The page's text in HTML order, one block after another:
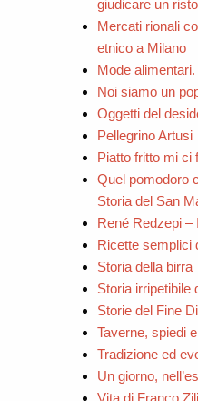
giudicare un
Mercati rionali
etnico a Milano
Mode
Noi siamo un
Oggetti del
Pellegrino Artusi
Piatto fritto mi ci
Quel pomodoro
Storia del San
René Redzepi –
Ricette semplici
Storia della birra
Storia irripetibile
Storie del Fine
Taverne, spiedi
Tradizione ed
Un giorno,
Vita di Franco